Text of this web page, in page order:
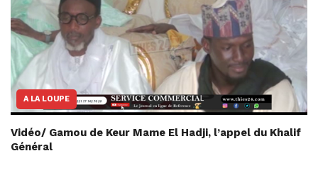
A LA LOUPE
Vidéo/ Gamou de Keur Mame El Hadji, l’appel du Khalif
Général